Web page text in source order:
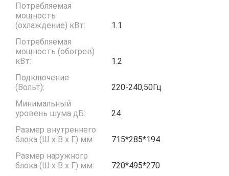
Потребляемая
мощность
(охлаждение) кВт:
1.1
Потребляемая
мощность (обогрев)
кВт:
1.2
Подключение
(Вольт):
220-240,50Гц
Минимальный
уровень шума дБ:
24
Размер внутреннего
блока (Ш x В x Г) мм:
715*285*194
Размер наружного
блока (Ш x В x Г) мм:
720*495*270